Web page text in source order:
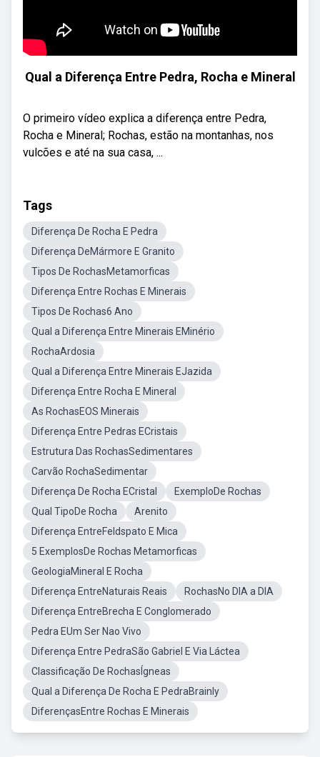
Qual a Diferença Entre Pedra, Rocha e Mineral
O primeiro vídeo explica a diferença entre Pedra,
Rocha e Mineral; Rochas, estão na montanhas, nos
vulcões e até na sua casa, ...
Tags
Diferença De Rocha E Pedra
Diferença DeMármore E Granito
Tipos De RochasMetamorficas
Diferença Entre Rochas E Minerais
Tipos De Rochas6 Ano
Qual a Diferença Entre Minerais EMinério
RochaArdosia
Qual a Diferença Entre Minerais EJazida
Diferença Entre Rocha E Mineral
As RochasEOS Minerais
Diferença Entre Pedras ECristais
Estrutura Das RochasSedimentares
Carvão RochaSedimentar
Diferença De Rocha ECristal
ExemploDe Rochas
Qual TipoDe Rocha
Arenito
Diferença EntreFeldspato E Mica
5 ExemplosDe Rochas Metamorficas
GeologiaMineral E Rocha
Diferença EntreNaturais Reais
RochasNo DIA a DIA
Diferença EntreBrecha E Conglomerado
Pedra EUm Ser Nao Vivo
Diferença Entre PedraSão Gabriel E Via Láctea
Classificação De RochasÍgneas
Qual a Diferença De Rocha E PedraBrainly
DiferençasEntre Rochas E Minerais